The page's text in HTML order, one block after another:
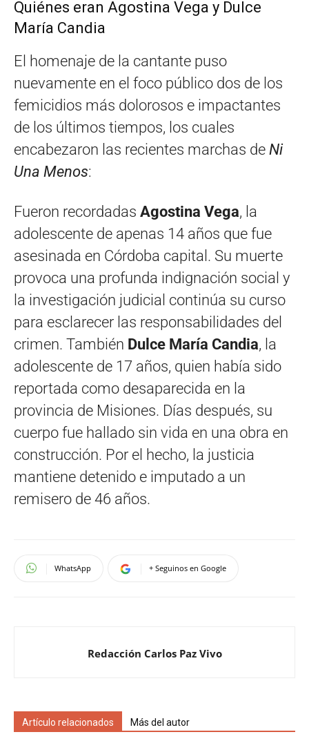
Quiénes eran Agostina Vega y Dulce
María Candia
El homenaje de la cantante puso
nuevamente en el foco público dos de los
femicidios más dolorosos e impactantes
de los últimos tiempos, los cuales
encabezaron las recientes marchas de Ni
Una Menos:
Fueron recordadas Agostina Vega, la
adolescente de apenas 14 años que fue
asesinada en Córdoba capital. Su muerte
provoca una profunda indignación social y
la investigación judicial continúa su curso
para esclarecer las responsabilidades del
crimen. También Dulce María Candia, la
adolescente de 17 años, quien había sido
reportada como desaparecida en la
provincia de Misiones. Días después, su
cuerpo fue hallado sin vida en una obra en
construcción. Por el hecho, la justicia
mantiene detenido e imputado a un
remisero de 46 años.
WhatsApp + Seguinos en Google
Redacción Carlos Paz Vivo
Artículo relacionados Más del autor